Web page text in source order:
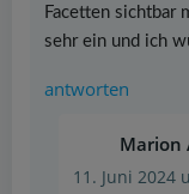
Facetten sichtbar
sehr ein und ich
antworten
Marion
11. Juni 2024